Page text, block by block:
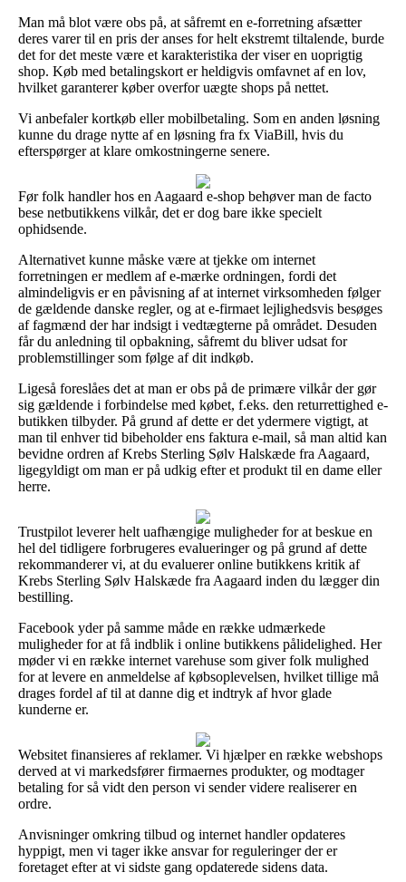
Man må blot være obs på, at såfremt en e-forretning afsætter
deres varer til en pris der anses for helt ekstremt tiltalende, burde
det for det meste være et karakteristika der viser en uoprigtig
shop. Køb med betalingskort er heldigvis omfavnet af en lov,
hvilket garanterer køber overfor uægte shops på nettet.
Vi anbefaler kortkøb eller mobilbetaling. Som en anden løsning
kunne du drage nytte af en løsning fra fx ViaBill, hvis du
efterspørger at klare omkostningerne senere.
Før folk handler hos en Aagaard e-shop behøver man de facto
bese netbutikkens vilkår, det er dog bare ikke specielt
ophidsende.
Alternativet kunne måske være at tjekke om internet
forretningen er medlem af e-mærke ordningen, fordi det
almindeligvis er en påvisning af at internet virksomheden følger
de gældende danske regler, og at e-firmaet lejlighedsvis besøges
af fagmænd der har indsigt i vedtægterne på området. Desuden
får du anledning til opbakning, såfremt du bliver udsat for
problemstillinger som følge af dit indkøb.
Ligeså foreslåes det at man er obs på de primære vilkår der gør
sig gældende i forbindelse med købet, f.eks. den returrettighed e-
butikken tilbyder. På grund af dette er det ydermere vigtigt, at
man til enhver tid bibeholder ens faktura e-mail, så man altid kan
bevidne ordren af Krebs Sterling Sølv Halskæde fra Aagaard,
ligegyldigt om man er på udkig efter et produkt til en dame eller
herre.
Trustpilot leverer helt uafhængige muligheder for at beskue en
hel del tidligere forbrugeres evalueringer og på grund af dette
rekommanderer vi, at du evaluerer online butikkens kritik af
Krebs Sterling Sølv Halskæde fra Aagaard inden du lægger din
bestilling.
Facebook yder på samme måde en række udmærkede
muligheder for at få indblik i online butikkens pålidelighed. Her
møder vi en række internet varehuse som giver folk mulighed
for at levere en anmeldelse af købsoplevelsen, hvilket tillige må
drages fordel af til at danne dig et indtryk af hvor glade
kunderne er.
Websitet finansieres af reklamer. Vi hjælper en række webshops
derved at vi markedsfører firmaernes produkter, og modtager
betaling for så vidt den person vi sender videre realiserer en
ordre.
Anvisninger omkring tilbud og internet handler opdateres
hyppigt, men vi tager ikke ansvar for reguleringer der er
foretaget efter at vi sidste gang opdaterede sidens data.